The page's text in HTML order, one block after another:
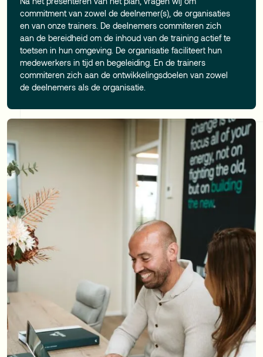
commitment van zowel de deelnemer(s), de organisaties
en van onze trainers. De deelnemers commiteren zich
aan de bereidheid om de inhoud van de training actief te
toetsen in hun omgeving. De organisatie faciliteert hun
medewerkers in tijd en begeleiding. En de trainers
commiteren zich aan de ontwikkelingsdoelen van zowel
de deelnemers als de organisatie.